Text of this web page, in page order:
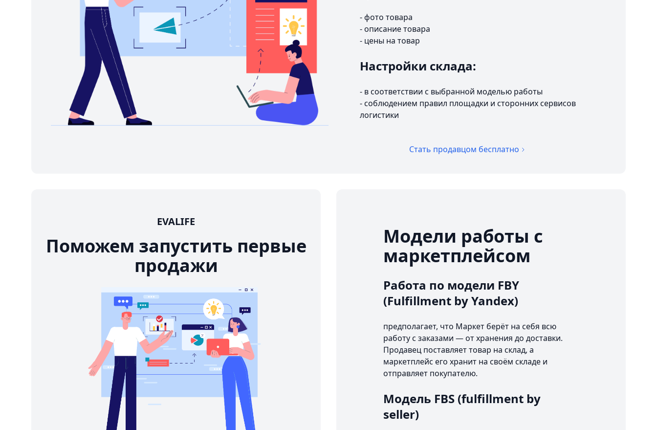
- фото товара
- описание товара
- цены на товар
Настройки склада:
- в соответствии с выбранной моделью работы
- соблюдением правил площадки и сторонних сервисов
логистики
Стать продавцом бесплатно
EVALIFE
Поможем запустить первые
продажи
Модели работы с
маркетплейсом
Работа по модели FBY
(Fulfillment by Yandex)
предполагает, что Маркет берёт на себя всю
работу с заказами — от хранения до доставки.
Продавец поставляет товар на склад, а
маркетплейс его хранит на своём складе и
отправляет покупателю.
Модель FBS (fulfillment by
seller)